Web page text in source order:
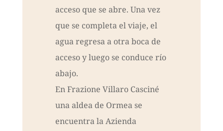
acceso que se abre. Una vez
que se completa el viaje, el
agua regresa a otra boca de
acceso y luego se conduce río
abajo.
En Frazione Villaro Casciné
una aldea de Ormea se
encuentra la Azienda